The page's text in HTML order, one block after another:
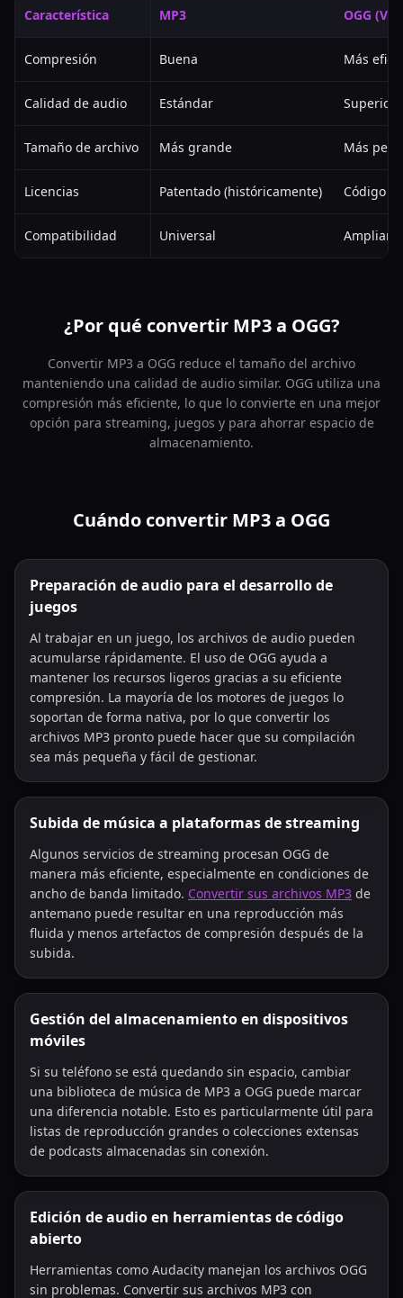
Característica MP3 OGG
Compresión Buena Más
Calidad de audio Estándar Superior
Tamaño de archivo Más grande Más
Licencias Patentado (históricamente) Código
Compatibilidad Universal
¿Por qué convertir MP3 a OGG?
Convertir MP3 a OGG reduce el tamaño del archivo
manteniendo una calidad de audio similar. OGG utiliza una
compresión más eficiente, lo que lo convierte en una mejor
opción para streaming, juegos y para ahorrar espacio de
almacenamiento.
Cuándo convertir MP3 a OGG
Preparación de audio para el desarrollo de
juegos
Al trabajar en un juego, los archivos de audio pueden
acumularse rápidamente. El uso de OGG ayuda a
mantener los recursos ligeros gracias a su eficiente
compresión. La mayoría de los motores de juegos lo
soportan de forma nativa, por lo que convertir los
archivos MP3 pronto puede hacer que su compilación
sea más pequeña y fácil de gestionar.
Subida de música a plataformas de streaming
Algunos servicios de streaming procesan OGG de
manera más eficiente, especialmente en condiciones de
ancho de banda limitado. Convertir sus archivos MP3 de
antemano puede resultar en una reproducción más
fluida y menos artefactos de compresión después de la
subida.
Gestión del almacenamiento en dispositivos
móviles
Si su teléfono se está quedando sin espacio, cambiar
una biblioteca de música de MP3 a OGG puede marcar
una diferencia notable. Esto es particularmente útil para
listas de reproducción grandes o colecciones extensas
de podcasts almacenadas sin conexión.
Edición de audio en herramientas de código
abierto
Herramientas como Audacity manejan los archivos OGG
sin problemas. Convertir sus archivos MP3 con